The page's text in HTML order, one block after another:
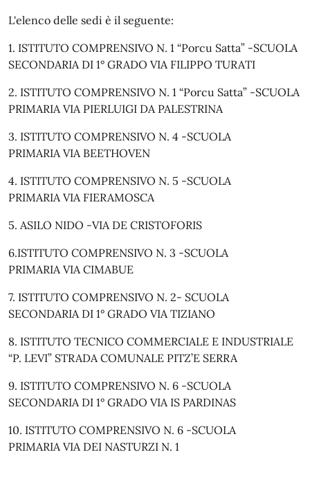
L'elenco delle sedi è il seguente:
1. ISTITUTO COMPRENSIVO N. 1 “Porcu Satta” -SCUOLA
SECONDARIA DI 1° GRADO VIA FILIPPO TURATI
2. ISTITUTO COMPRENSIVO N. 1 “Porcu Satta” -SCUOLA
PRIMARIA VIA PIERLUIGI DA PALESTRINA
3. ISTITUTO COMPRENSIVO N. 4 -SCUOLA
PRIMARIA VIA BEETHOVEN
4. ISTITUTO COMPRENSIVO N. 5 -SCUOLA
PRIMARIA VIA FIERAMOSCA
5. ASILO NIDO -VIA DE CRISTOFORIS
6.ISTITUTO COMPRENSIVO N. 3 -SCUOLA
PRIMARIA VIA CIMABUE
7. ISTITUTO COMPRENSIVO N. 2- SCUOLA
SECONDARIA DI 1° GRADO VIA TIZIANO
8. ISTITUTO TECNICO COMMERCIALE E INDUSTRIALE
“P. LEVI” STRADA COMUNALE PITZ’E SERRA
9. ISTITUTO COMPRENSIVO N. 6 -SCUOLA
SECONDARIA DI 1° GRADO VIA IS PARDINAS
10. ISTITUTO COMPRENSIVO N. 6 -SCUOLA
PRIMARIA VIA DEI NASTURZI N. 1